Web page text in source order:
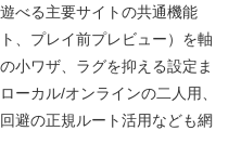
べる主要サイトの共通機能
、プレイ前プレビュー）を軸
小ワザ、ラグを抑える設定ま
ーカル/オンラインの二人用、
避の正規ルート活用なども網